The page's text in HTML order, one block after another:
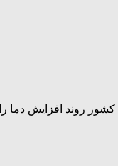
روند افزایش دما